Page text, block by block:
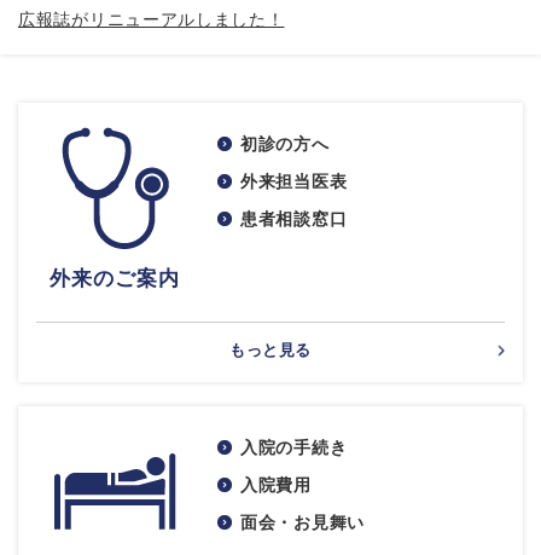
広報誌がリニューアルしました！
外来のご案内
初診の方へ
外来担当医表
患者相談窓口
もっと見る
入院の手続き
入院費用
面会・お見舞い